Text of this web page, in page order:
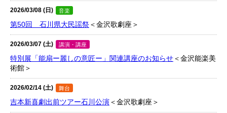
2026/03/08 (日) 音楽
第50回 石川県大民謡祭＜金沢歌劇座＞
2026/03/07 (土) 講演・講座
特別展「能扇ー麗しの意匠ー」関連講座のお知らせ＜金沢能楽美
術館＞
2026/02/14 (土) 舞台
吉本新喜劇出前ツアー石川公演＜金沢歌劇座＞